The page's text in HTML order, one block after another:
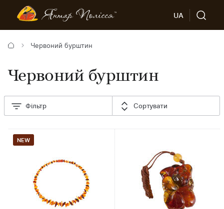
UA
Червоний бурштин
Червоний бурштин
Фільтр Сортувати
NEW